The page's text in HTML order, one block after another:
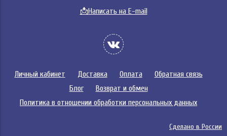
📩Написать на E-mail
Личный кабинет Доставка Оплата
Обратная связь
Блог
Возврат и обмен
Политика в отношении обработки персональных данных
Сделано в России